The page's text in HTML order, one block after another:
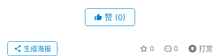
赞 (0)
0 0 打赏
生成海报